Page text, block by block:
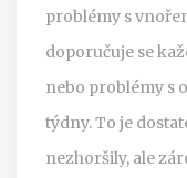
problémy s
doporučuje se
nebo problémy s
týdny. To je
nezhoršily, ale